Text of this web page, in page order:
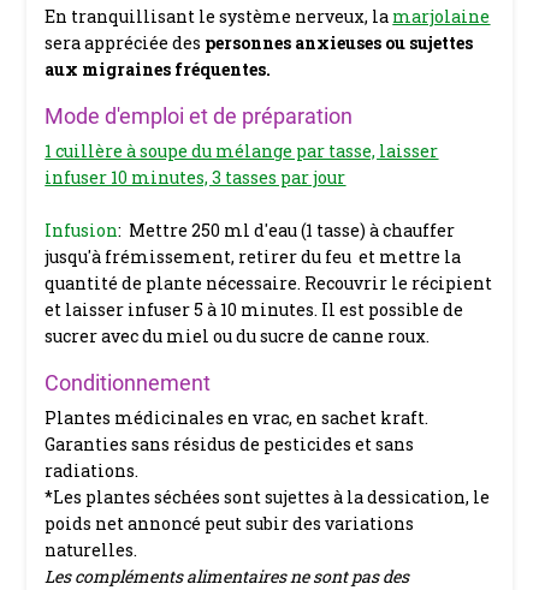
En tranquillisant le système nerveux, la marjolaine
sera appréciée des personnes anxieuses ou sujettes
aux migraines fréquentes.
Mode d'emploi et de préparation
1 cuillère à soupe du mélange par tasse, laisser
infuser 10 minutes, 3 tasses par jour
Infusion: Mettre 250 ml d'eau (1 tasse) à chauffer
jusqu'à frémissement, retirer du feu et mettre la
quantité de plante nécessaire. Recouvrir le récipient
et laisser infuser 5 à 10 minutes. Il est possible de
sucrer avec du miel ou du sucre de canne roux.
Conditionnement
Plantes médicinales en vrac, en sachet kraft.
Garanties sans résidus de pesticides et sans
radiations.
*Les plantes séchées sont sujettes à la dessication, le
poids net annoncé peut subir des variations
naturelles.
Les compléments alimentaires ne sont pas des